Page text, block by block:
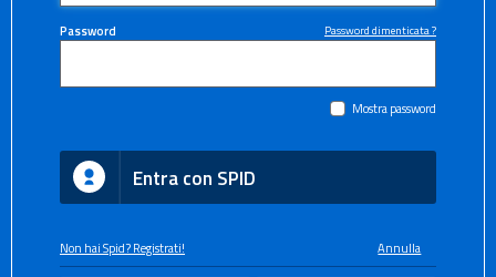
Password Password dimenticata ?
Mostra password
Entra con SPID
Non hai Spid? Registrati! Annulla